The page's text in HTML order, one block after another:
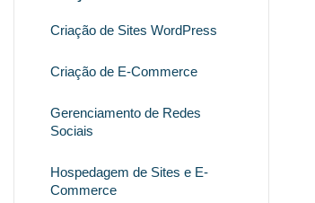
Criação de Sites WordPress
Criação de E-Commerce
Gerenciamento de Redes
Sociais
Hospedagem de Sites e E-
Commerce